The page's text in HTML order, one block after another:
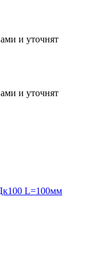
и уточнят
и уточнят
L=100мм